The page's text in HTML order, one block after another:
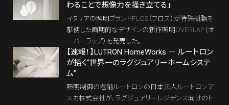
を、FlosやLouis Poulsenの照明演出とともにリポー
ト。サステナビリティとカスタマイズ思想が融合する、
いまのB&B Italiaの現在地を読み解く。
025年10月31日（金）-11月24日（月・祝）、Maxalto To
kyo（東京都港区南青山6-2-3 B1F）にて開催される。
わることで想像力を掻き立てる」
イタリアの照明ブランドFLOS（フロス）が特殊樹脂を
駆使した画期的なデザインの新作照明OVERLAP（オ
ーバーラップ）を発売した。
【速報！】LUTRON HomeWorks ― ルートロン
が描く“世界一のラグジュアリーホームシステ
ム”
照明制御の老舗ルートロンの日本法人ルートロンア
スカ株式会社が、ラグジュアリーレジデンス向けのト